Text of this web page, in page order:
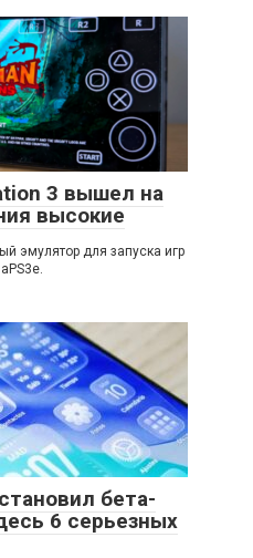
3 вышел на
высокие
эмулятор для запуска игр
бета-
6 серьезных